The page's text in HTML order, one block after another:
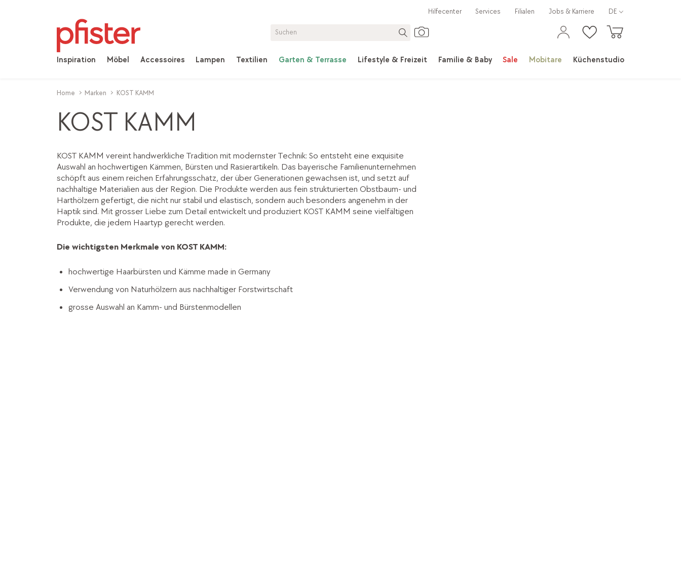
Inspiration Möbel Accessoires Lampen Textilien Garten & Terrasse Lifestyle & Freizeit Familie & Baby Sale Mobitare Küchenstudio
Hilfecenter Services Filialen Jobs & Karriere DE
Home Marken KOST KAMM
KOST KAMM
KOST KAMM vereint handwerkliche Tradition mit modernster Technik: So entsteht eine exquisite
Auswahl an hochwertigen Kämmen, Bürsten und Rasierartikeln. Das bayerische Familienunternehmen
schöpft aus einem reichen Erfahrungsschatz, der über Generationen gewachsen ist, und setzt auf
nachhaltige Materialien aus der Region. Die Produkte werden aus fein strukturierten Obstbaum- und
Harthölzern gefertigt, die nicht nur stabil und elastisch, sondern auch besonders angenehm in der
Haptik sind. Mit grosser Liebe zum Detail entwickelt und produziert KOST KAMM seine vielfältigen
Produkte, die jedem Haartyp gerecht werden.
Die wichtigsten Merkmale von KOST KAMM:
hochwertige Haarbürsten und Kämme made in Germany
Verwendung von Naturhölzern aus nachhaltiger Forstwirtschaft
grosse Auswahl an Kamm- und Bürstenmodellen